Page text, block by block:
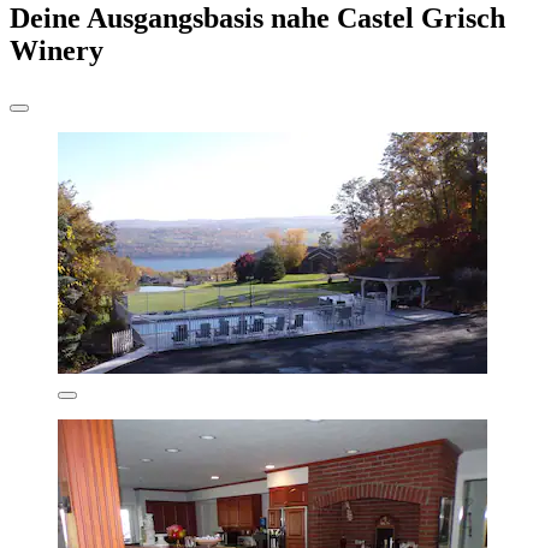
Deine Ausgangsbasis nahe Castel Grisch
Winery